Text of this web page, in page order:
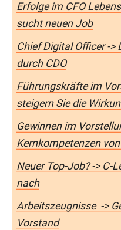
Erfolge im CFO
sucht neuen Job
Chief Digital Officer -
durch CDO
Führungskräfte im
steigern Sie die
Gewinnen im
Kernkompetenzen
Neuer Top-Job? -> C-
nach
Arbeitszeugnisse ->
Vorstand